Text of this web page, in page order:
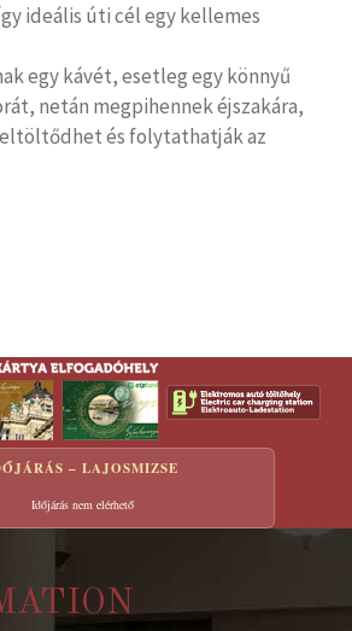
ideális úti cél egy kellemes
egy kávét, esetleg egy könnyű
netán megpihennek éjszakára,
és folytathatják az
– LAJOSMIZSE
Időjárás nem elérhető